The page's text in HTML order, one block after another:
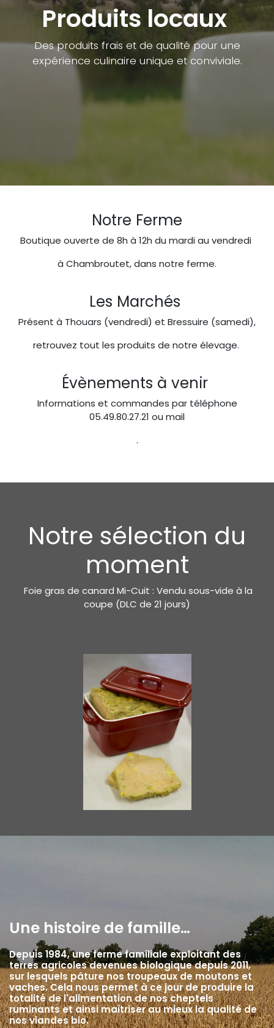
Produits locaux
Des produits frais et de qualité pour une
expérience culinaire unique et conviviale.
Notre Ferme
Boutique ouverte de 8h à 12h du mardi au vendredi
​à Chambroutet, dans notre ferme.
Les Marchés
Présent à Thouars (vendredi) et Bressuire (samedi),
retrouvez tout les produits de notre élevage.
Évènements à venir
Informations et commandes par téléphone
05.49.80.27.21 ou mail
.
Notre sélection du
moment
Foie gras de canard Mi-Cuit : Vendu sous-vide à la
coupe (DLC de 21 jours)
Une histoire de famille…
Depuis 1984, une ferme familiale exploitant des
terres agricoles devenues biologique depuis 2011,
sur lesquels pâture nos troupeaux de moutons et
vaches. Cela nous permet à ce jour de produire la
totalité de l'alimentation de nos cheptels
ruminants et ainsi maîtriser au mieux la qualité de
nos viandes bio.